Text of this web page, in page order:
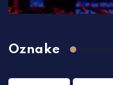
Oznake